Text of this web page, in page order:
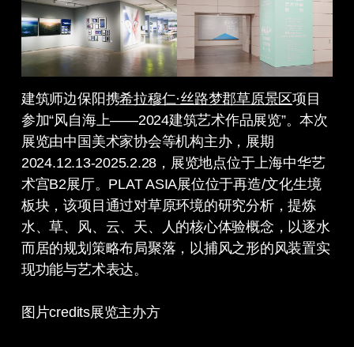
建筑师边保阳携希拉穆仁·丝路梦郡草原景区项目
参加“风自海上——2024建筑艺术作品展览”。本次
展览由中国美术家协会等机构主办，展期
2024.12.13-2025.2.28，展览地点位于上海中华艺
术宫B2展厅。PLAT ASIA展位位于再造/文化生境
板块，该项目通过对草原环境的研究分析，提炼
水、草、风、云、天、人的核心体验概念，以逐水
而居的规划策略布局聚落，以捕风之形的风装置实
现功能与艺术表达。
图片credits展览主办方